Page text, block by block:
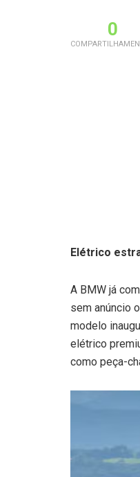
0
Elétrico
A BMW já
sem anúncio
modelo
elétrico
como peça-